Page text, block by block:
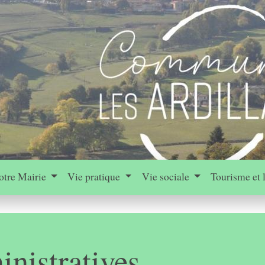
Mairie Vie pratique Vie sociale Tourisme et